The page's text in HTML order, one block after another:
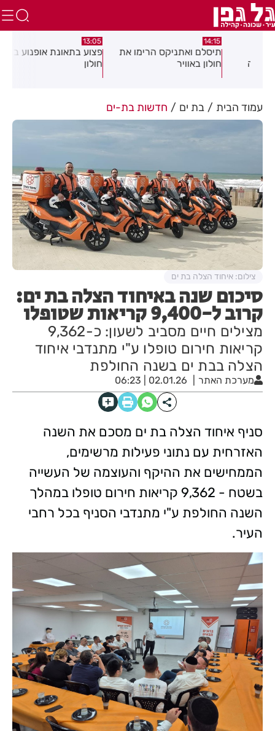
תיסלם ואתניקס הרימו את
חולון באוויר
פצוע בתאונת אופנוע במרכז
עמוד הבית בת ים חדשות בת-ים
סיכום שנה באיחוד הצלה בת ים:
קרוב ל-9,400 קריאות שטופלו
מצילים חיים מסביב לשעון: כ-9,362
קריאות חירום טופלו ע"י מתנדבי איחוד
הצלה בבת ים בשנה החולפת
מערכת האתר 02.01.26 | 06:23
צילום: איחוד הצלה בת ים
סניף איחוד הצלה בת ים מסכם את השנה
האזרחית עם נתוני פעילות מרשימים,
הממחישים את ההיקף והעוצמה של העשייה
בשטח - 9,362 קריאות חירום טופלו במהלך
השנה החולפת ע"י מתנדבי הסניף בכל רחבי
העיר.